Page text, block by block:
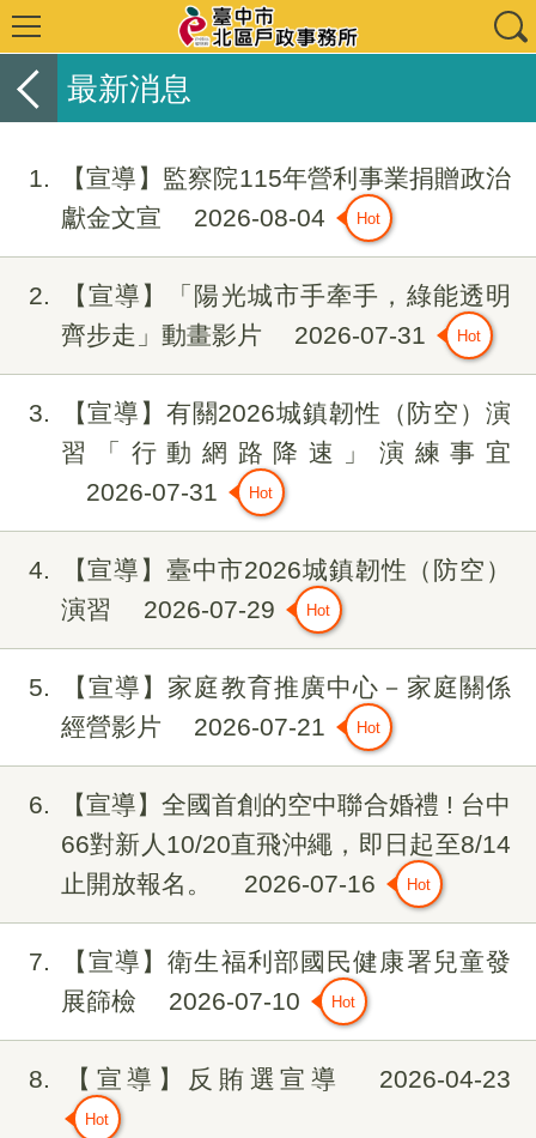
最新消息
1
【宣導】監察院115年營利事業捐贈政治
獻金文宣
2026-08-04
2
【宣導】「陽光城市手牽手，綠能透明
齊步走」動畫影片
2026-07-31
3
【宣導】有關2026城鎮韌性（防空）演
習「行動網路降速」演練事宜
2026-07-31
4
【宣導】臺中市2026城鎮韌性（防空）
演習
2026-07-29
5
【宣導】家庭教育推廣中心－家庭關係
經營影片
2026-07-21
6
【宣導】全國首創的空中聯合婚禮 ! 台中
66對新人10/20直飛沖繩，即日起至8/14
止開放報名。
2026-07-16
7
【宣導】衛生福利部國民健康署兒童發
展篩檢
2026-07-10
8 【宣導】反賄選宣導 2026-04-23